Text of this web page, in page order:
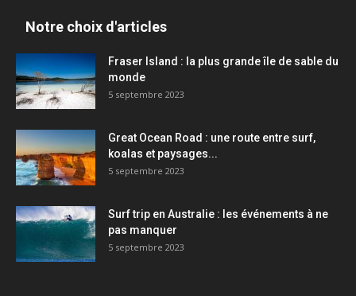
Notre choix d'articles
Fraser Island : la plus grande île de sable du
monde
5 septembre 2023
Great Ocean Road : une route entre surf,
koalas et paysages...
5 septembre 2023
Surf trip en Australie : les événements à ne
pas manquer
5 septembre 2023